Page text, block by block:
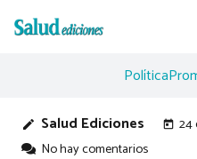
Política
edit Salud Ediciones today 24
No hay comentarios